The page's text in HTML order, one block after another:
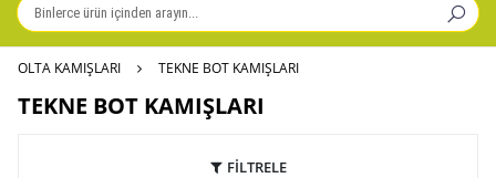
OLTA KAMIŞLARI TEKNE BOT KAMIŞLARI
TEKNE BOT KAMIŞLARI
FİLTRELE